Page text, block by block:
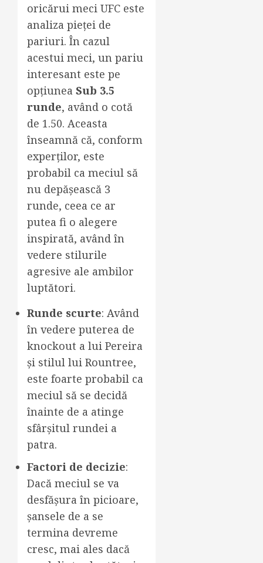
oricărui meci UFC este
analiza pieței de
pariuri. În cazul
acestui meci, un pariu
interesant este pe
opțiunea Sub 3.5
runde, având o cotă
de 1.50. Aceasta
înseamnă că, conform
experților, este
probabil ca meciul să
nu depășească 3
runde, ceea ce ar
putea fi o alegere
inspirată, având în
vedere stilurile
agresive ale ambilor
luptători.
Runde scurte: Având
în vedere puterea de
knockout a lui Pereira
și stilul lui Rountree,
este foarte probabil ca
meciul să se decidă
înainte de a atinge
sfârșitul rundei a
patra.
Factori de decizie:
Dacă meciul se va
desfășura în picioare,
șansele de a se
termina devreme
cresc, mai ales dacă